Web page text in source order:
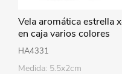
Vela aromática estrella
en caja varios colores
HA4331
Medida: 5.5x2cm